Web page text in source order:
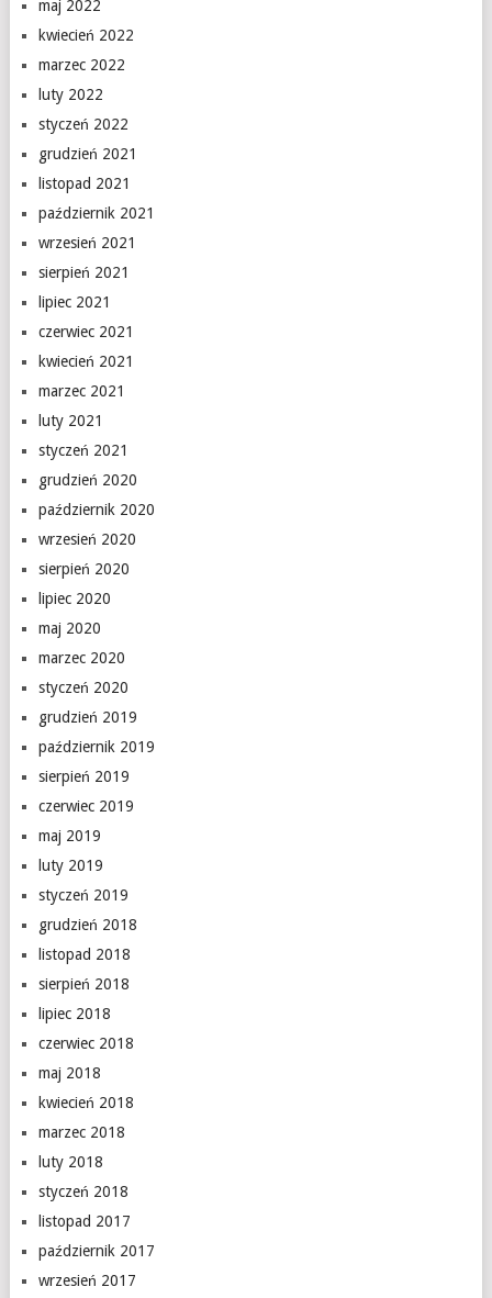
maj 2022
kwiecień 2022
marzec 2022
luty 2022
styczeń 2022
grudzień 2021
listopad 2021
październik 2021
wrzesień 2021
sierpień 2021
lipiec 2021
czerwiec 2021
kwiecień 2021
marzec 2021
luty 2021
styczeń 2021
grudzień 2020
październik 2020
wrzesień 2020
sierpień 2020
lipiec 2020
maj 2020
marzec 2020
styczeń 2020
grudzień 2019
październik 2019
sierpień 2019
czerwiec 2019
maj 2019
luty 2019
styczeń 2019
grudzień 2018
listopad 2018
sierpień 2018
lipiec 2018
czerwiec 2018
maj 2018
kwiecień 2018
marzec 2018
luty 2018
styczeń 2018
listopad 2017
październik 2017
wrzesień 2017